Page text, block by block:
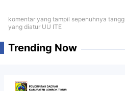
komentar yang tampil sepenuhnya
yang diatur UU ITE
Trending Now